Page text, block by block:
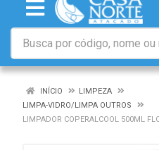
INÍCIO
LIMPEZA
LIMPA-VIDRO/LIMPA OUTROS
LIMPADOR COPERALCOOL 500ML